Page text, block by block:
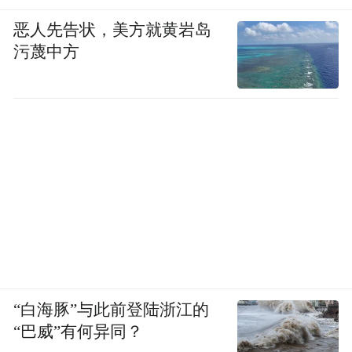
恶人先告状，美方就黄岩岛
污蔑中方
“白海豚”与此前登陆浙江的
“巴威”有何异同？